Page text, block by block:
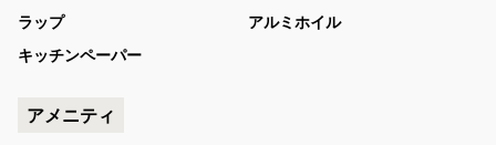
ラップ
アルミホイル
キッチンペーパー
アメニティ